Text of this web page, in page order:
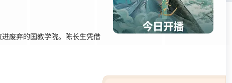
废弃的国教学院。陈长生凭借